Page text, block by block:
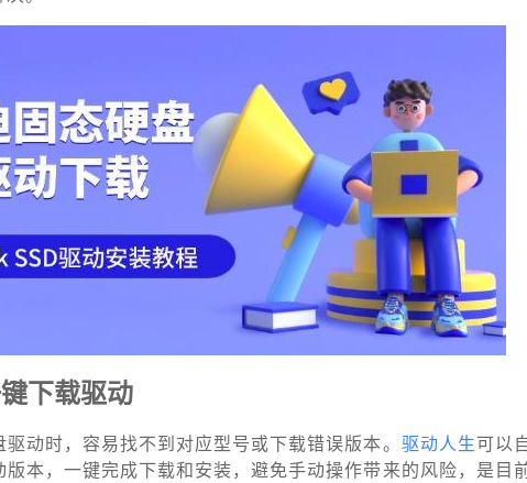
下载驱动
动时，容易找不到对应型号或下载错误版本。 驱动人生可以
本，一键完成下载和安装，避免手动操作带来的风险，是目